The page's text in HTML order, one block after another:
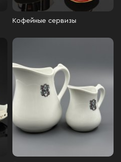
Кофейные сервизы